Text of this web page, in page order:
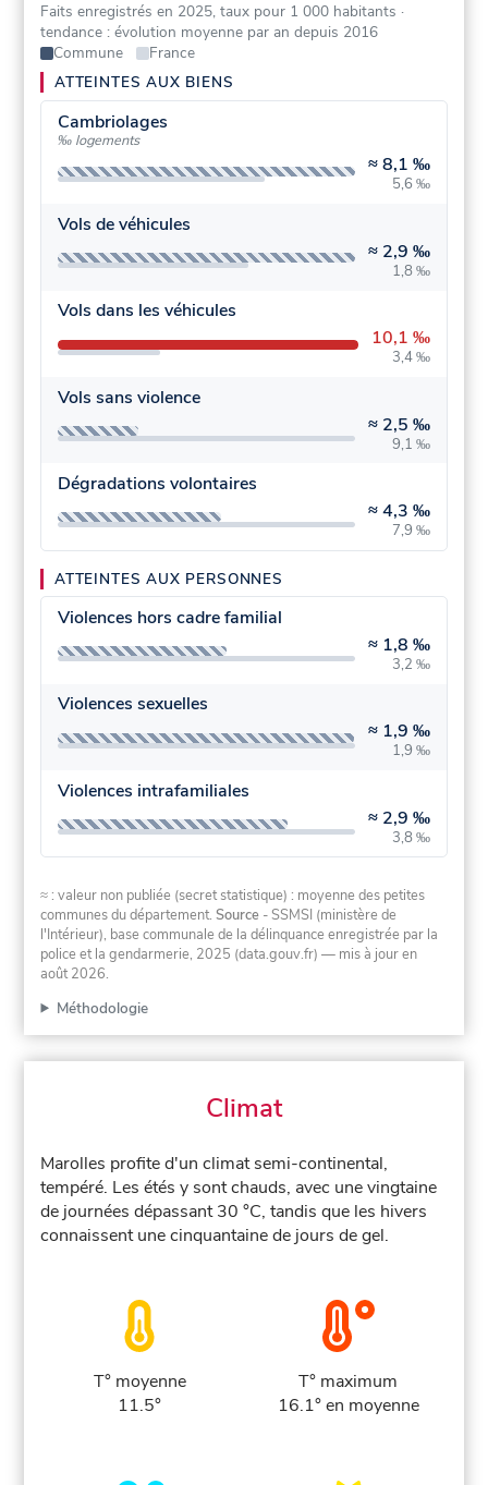
Faits enregistrés en 2025, taux pour 1 000 habitants ·
tendance : évolution moyenne par an depuis 2016
Commune
France
ATTEINTES AUX BIENS
Cambriolages
‰ logements
≈8,1 ‰
5,6 ‰
Vols de véhicules
≈ 2,9 ‰
1,8 ‰
Vols dans les véhicules
10,1 ‰
3,4 ‰
Vols sans violence
≈ 2,5 ‰
9,1 ‰
Dégradations volontaires
≈4,3 ‰
7,9 ‰
ATTEINTES AUX PERSONNES
Violences hors cadre familial
≈ 1,8 ‰
3,2 ‰
Violences sexuelles
≈ 1,9 ‰
1,9 ‰
Violences intrafamiliales
≈ 2,9 ‰
3,8 ‰
≈ : valeur non publiée (secret statistique) : moyenne des petites
communes du département.Source - SSMSI (ministère de
l'Intérieur), base communale de la délinquance enregistrée par la
police et la gendarmerie, 2025 (data.gouv.fr) — mis à jour en
août 2026.
Méthodologie
Climat
Marolles profite d'un climat semi-continental,
tempéré. Les étés y sont chauds, avec une vingtaine
de journées dépassant 30 °C, tandis que les hivers
connaissent une cinquantaine de jours de gel.
T° moyenne
11.5°
T° maximum
16.1° en moyenne